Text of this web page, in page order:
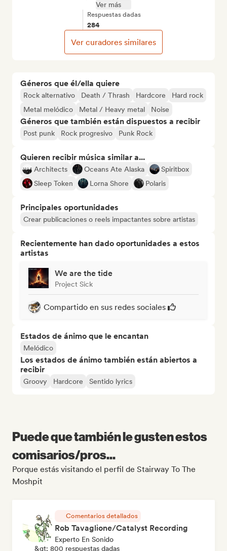
Géneros que él/ella quiere
Rock alternativo Death / Thrash Hardcore
Hard rock
Metal melódico
Metal / Heavy metal Noise
Géneros que también están dispuestos a recibir
Post punk Rock progresivo Punk Rock
Quieren recibir música similar a...
Architects Oceans Ate Alaska
Spiritbox
Sleep Token
Lorna Shore Polaris
Principales oportunidades
Crear publicaciones o reels impactantes sobre artistas
Recientemente han dado oportunidades a estos
artistas
We are the tide
Project Sick
Compartido en sus redes sociales
Estados de ánimo que le encantan
Melódico
Los estados de ánimo también están abiertos a
recibir
Groovy Hardcore Sentido lyrics
Ver más
Respuestas dadas
284
Ver curadores similares
Puede que también le gusten estos
comisarios/pros...
Porque estás visitando el perfil de Stairway To The
Moshpit
Comentarios detallados
Rob Tavaglione/Catalyst Recording
Experto En Sonido
&gt; 800 respuestas dadas